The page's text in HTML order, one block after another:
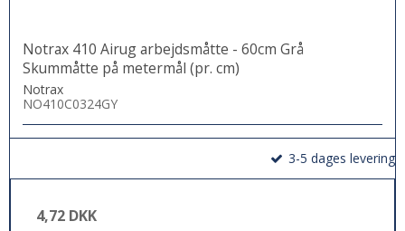
Notrax 410 Airug arbejdsmåtte - 60cm Grå
Skummåtte på metermål (pr. cm)
Notrax
NO410C0324GY
3-5 dages levering
4,72 DKK